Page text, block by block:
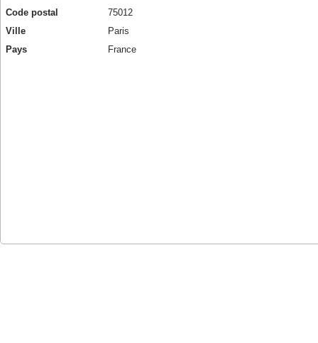
Code postal
75012
Ville
Paris
Pays
France